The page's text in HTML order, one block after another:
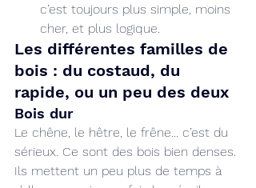
c’est toujours plus simple, moins
cher, et plus logique.
Les différentes familles de
bois : du costaud, du
rapide, ou un peu des deux
Bois dur
Le chêne, le hêtre, le frêne... c’est du
sérieux. Ce sont des bois bien denses.
Ils mettent un peu plus de temps à